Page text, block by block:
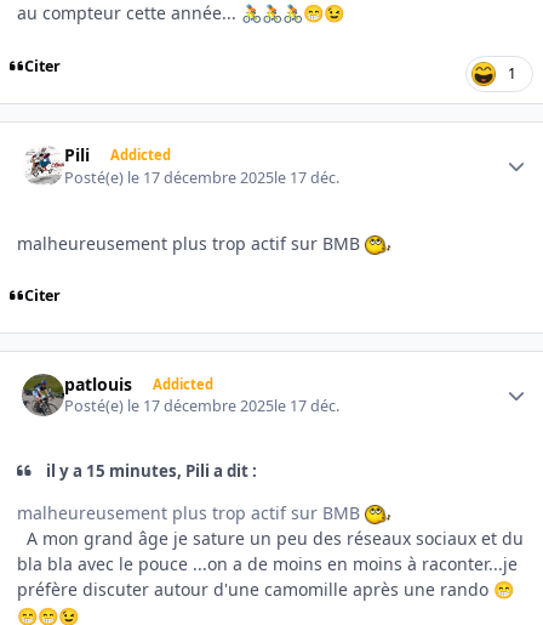
au compteur cette année... 🚴🚴🚴😁😉
Citer 1
Pili Addicted
Posté(e) le 17 décembre 2025le 17 déc.
malheureusement plus trop actif sur BMB
Citer
patlouis Addicted
Posté(e) le 17 décembre 2025le 17 déc.
il y a 15 minutes, Pili a dit :
malheureusement plus trop actif sur BMB
A mon grand âge je sature un peu des réseaux sociaux et du
bla bla avec le pouce ...on a de moins en moins à raconter...je
préfère discuter autour d'une camomille après une rando 😁
😁😁😉